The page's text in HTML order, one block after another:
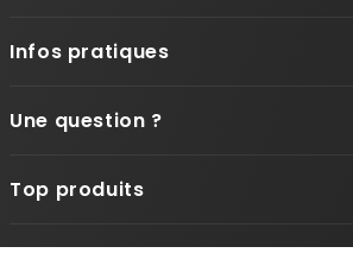
Infos pratiques
Une question ?
Top produits